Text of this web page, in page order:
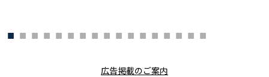
広告掲載のご案内